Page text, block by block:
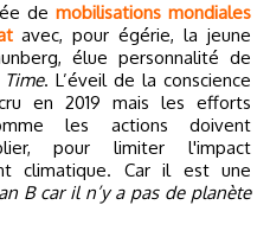
demobilisations mondiales
avec, pour égérie, la jeune
élue personnalité de
Time. L’éveil de la conscience
en 2019 mais les efforts
les actions doivent
pour limiter l'impact
climatique. Car il est une
B car il n’y a pas de planète